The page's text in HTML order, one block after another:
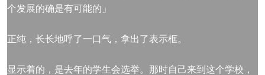
个发展的确是有可能的」
正纯，长长地呼了一口气，拿出了表示框。
显示着的，是去年的学生会选举。那时自己来到这个学校，